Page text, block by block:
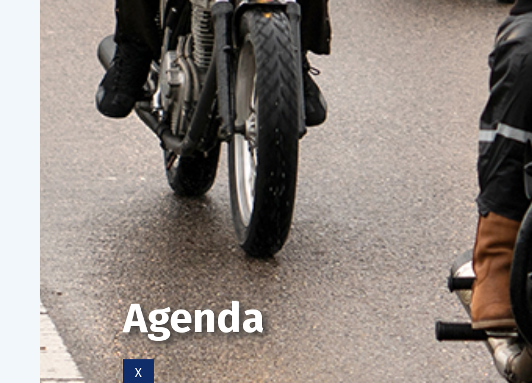
Agenda
X